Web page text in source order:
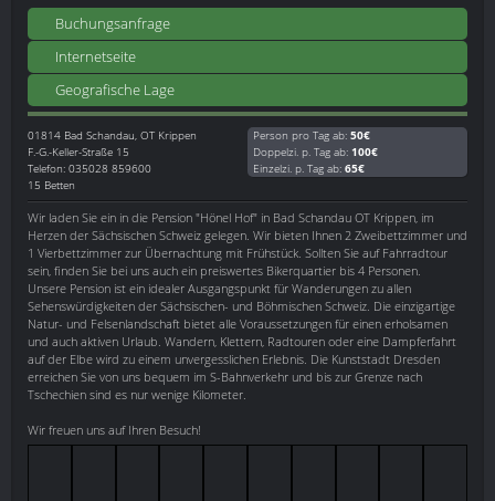
Buchungsanfrage
Internetseite
Geografische Lage
01814 Bad Schandau, OT Krippen
F.-G.-Keller-Straße 15
Telefon: 035028 859600
15 Betten
Person pro Tag ab: 50€
Doppelzi. p. Tag ab: 100€
Einzelzi. p. Tag ab: 65€
Wir laden Sie ein in die Pension "Hönel Hof" in Bad Schandau OT Krippen, im
Herzen der Sächsischen Schweiz gelegen. Wir bieten Ihnen 2 Zweibettzimmer und
1 Vierbettzimmer zur Übernachtung mit Frühstück. Sollten Sie auf Fahrradtour
sein, finden Sie bei uns auch ein preiswertes Bikerquartier bis 4 Personen.
Unsere Pension ist ein idealer Ausgangspunkt für Wanderungen zu allen
Sehenswürdigkeiten der Sächsischen- und Böhmischen Schweiz. Die einzigartige
Natur- und Felsenlandschaft bietet alle Voraussetzungen für einen erholsamen
und auch aktiven Urlaub. Wandern, Klettern, Radtouren oder eine Dampferfahrt
auf der Elbe wird zu einem unvergesslichen Erlebnis. Die Kunststadt Dresden
erreichen Sie von uns bequem im S-Bahnverkehr und bis zur Grenze nach
Tschechien sind es nur wenige Kilometer.
Wir freuen uns auf Ihren Besuch!